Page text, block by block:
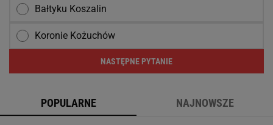
Bałtyku Koszalin
Koronie Kożuchów
NASTĘPNE PYTANIE
POPULARNE NAJNOWSZE